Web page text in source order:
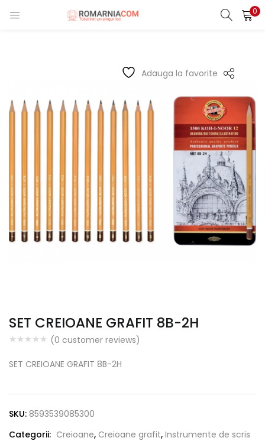
0
LOGIN REGISTER
Lost password?
Adauga la favorite
SET CREIOANE GRAFIT 8B-2H
(0 customer reviews)
SET CREIOANE GRAFIT 8B-2H
SKU: 8593539085300
Categorii: Creioane, Creioane grafit, Instrumente de scris